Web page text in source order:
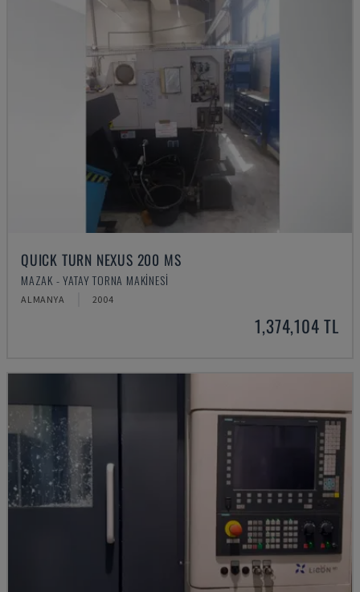
QUICK TURN NEXUS 200 MS
MAZAK - YATAY TORNA MAKINESI
ALMANYA 2004
1,374,104 TL